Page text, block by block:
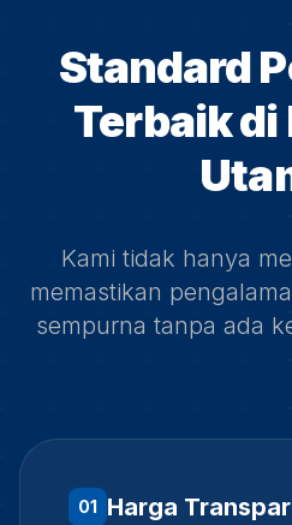
Standard
Terbaik di
Kami tidak hanya
memastikan
sempurna tanpa ada
01 Harga